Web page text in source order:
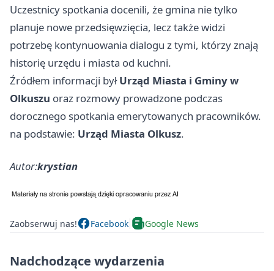
Uczestnicy spotkania docenili, że gmina nie tylko
planuje nowe przedsięwzięcia, lecz także widzi
potrzebę kontynuowania dialogu z tymi, którzy znają
historię urzędu i miasta od kuchni.
Źródłem informacji byłUrząd Miasta i Gminy w
Olkuszu oraz rozmowy prowadzone podczas
dorocznego spotkania emerytowanych pracowników.
na podstawie: Urząd Miasta Olkusz.
Autor:krystian
Zaobserwuj nas! Facebook Google News
Nadchodzące wydarzenia